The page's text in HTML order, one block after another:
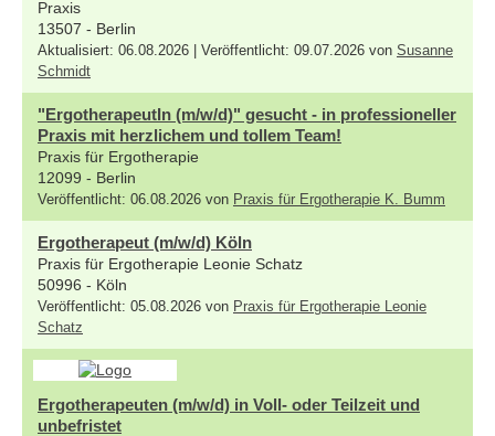
Praxis
13507 - Berlin
Aktualisiert: 06.08.2026 | Veröffentlicht: 09.07.2026 von Susanne
Schmidt
"ErgotherapeutIn (m/w/d)" gesucht - in professioneller
Praxis mit herzlichem und tollem Team!
Praxis für Ergotherapie
12099 - Berlin
Veröffentlicht: 06.08.2026 von Praxis für Ergotherapie K. Bumm
Ergotherapeut (m/w/d) Köln
Praxis für Ergotherapie Leonie Schatz
50996 - Köln
Veröffentlicht: 05.08.2026 von Praxis für Ergotherapie Leonie
Schatz
Ergotherapeuten (m/w/d) in Voll- oder Teilzeit und
unbefristet